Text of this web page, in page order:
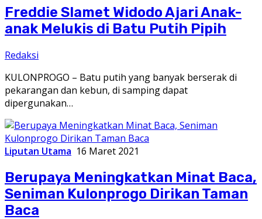
Freddie Slamet Widodo Ajari Anak-
anak Melukis di Batu Putih Pipih
Redaksi
KULONPROGO – Batu putih yang banyak berserak di
pekarangan dan kebun, di samping dapat
dipergunakan…
Liputan Utama 16 Maret 2021
Berupaya Meningkatkan Minat Baca,
Seniman Kulonprogo Dirikan Taman
Baca